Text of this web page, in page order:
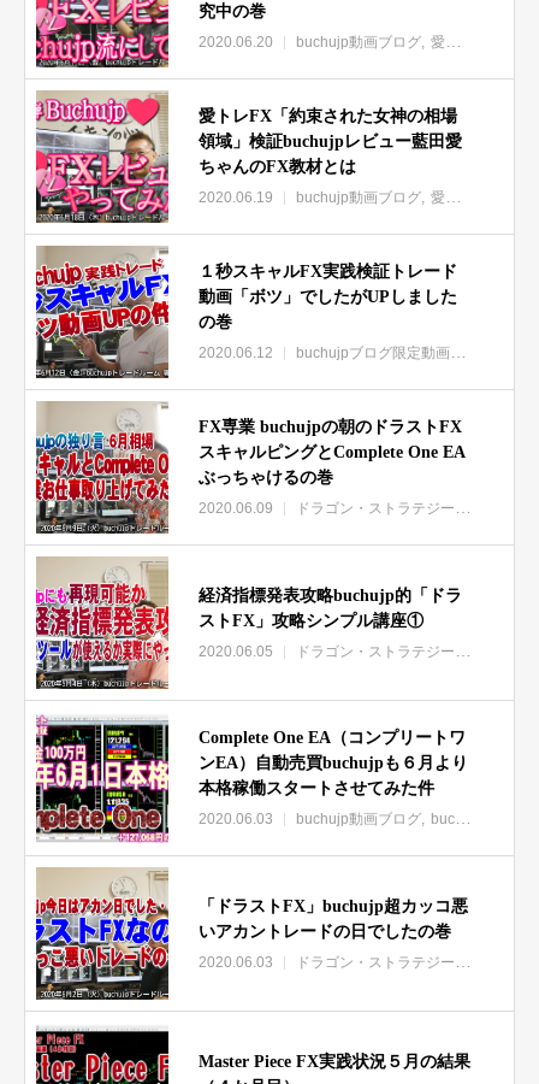
究中の巻
2020.06.20 buchujp動画ブログ 愛トレFX「約束された女神の相場領域」buchujpレビュー
愛トレFX「約束された女神の相場
領域」検証buchujpレビュー藍田愛
ちゃんのFX教材とは
2020.06.19 buchujp動画ブログ 愛トレFX「約束された女神の相場領域」buchujpレビュー
１秒スキャルFX実践検証トレード
動画「ボツ」でしたがUPしました
の巻
2020.06.12 buchujpブログ限定動画集
FX専業 buchujpの朝のドラストFX
スキャルピングとComplete One EA
ぶっちゃけるの巻
2020.06.09 ドラゴン・ストラテジーFX
経済指標発表攻略buchujp的「ドラ
ストFX」攻略シンプル講座①
2020.06.05 ドラゴン・ストラテジーFX
Complete One EA（コンプリートワ
ンEA）自動売買buchujpも６月より
本格稼働スタートさせてみた件
2020.06.03 buchujp動画ブログ buchujpブログ限定動画集
「ドラストFX」buchujp超カッコ悪
いアカントレードの日でしたの巻
2020.06.03 ドラゴン・ストラテジーFX
Master Piece FX実践状況５月の結果